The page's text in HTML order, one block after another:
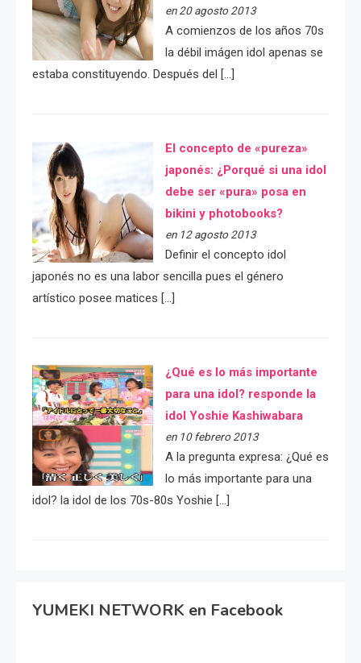
en 20 agosto 2013
A comienzos de los años 70s
la débil imágen idol apenas se
estaba constituyendo. Después del […]
El concepto de «pureza»
japonés: ¿Porqué si una idol
debe ser «pura» posa en
bikini y photobooks?
en 12 agosto 2013
Definir el concepto idol
japonés no es una labor sencilla pues el género
artístico posee matices […]
¿Qué es lo más importante
para una idol? responde la
idol Yoshie Kashiwabara
en 10 febrero 2013
A la pregunta expresa: ¿Qué es
lo más importante para una
idol? la idol de los 70s-80s Yoshie […]
YUMEKI NETWORK en Facebook